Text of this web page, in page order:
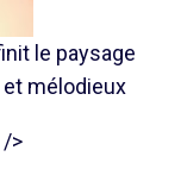
le paysage
mélodieux
/>